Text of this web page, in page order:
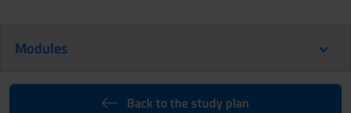
Modules
Back to the study plan